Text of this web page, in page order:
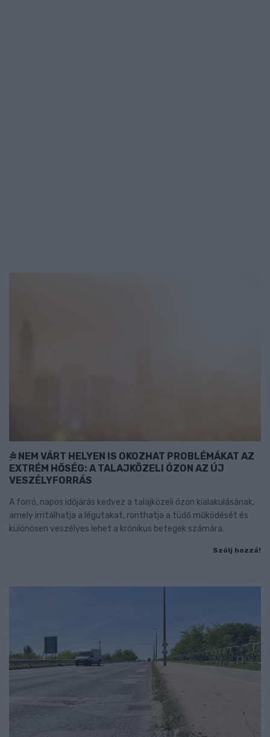
NEM VÁRT HELYEN IS OKOZHAT PROBLÉMÁKAT AZ
EXTRÉM HŐSÉG: A TALAJKÖZELI ÓZON AZ ÚJ
VESZÉLYFORRÁS
A forró, napos időjárás kedvez a talajközeli ózon kialakulásának,
amely irritálhatja a légutakat, ronthatja a tüdő működését és
különösen veszélyes lehet a krónikus betegek számára.
Szólj hozzá!